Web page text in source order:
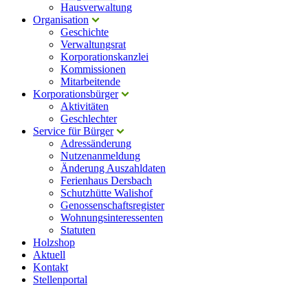
Hausverwaltung
Organisation
Geschichte
Verwaltungsrat
Korporationskanzlei
Kommissionen
Mitarbeitende
Korporationsbürger
Aktivitäten
Geschlechter
Service für Bürger
Adressänderung
Nutzenanmeldung
Änderung Auszahldaten
Ferienhaus Dersbach
Schutzhütte Walishof
Genossenschaftsregister
Wohnungsinteressenten
Statuten
Holzshop
Aktuell
Kontakt
Stellenportal